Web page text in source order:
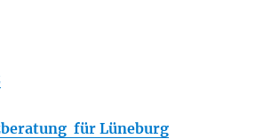
für Lüneburg